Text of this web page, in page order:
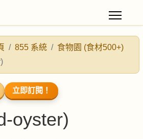
855 系統
食物園 (食材500+)
立即訂閱！
oyster)